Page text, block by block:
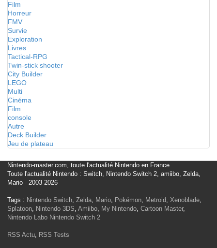
Film
Horreur
FMV
Survie
Exploration
Livres
Tactical-RPG
Twin-stick shooter
City Builder
LEGO
Multi
Cinéma
Film
console
Autre
Deck Builder
Jeu de plateau
Nintendo-master.com, toute l'actualité Nintendo en France
Toute l'actualité Nintendo : Switch, Nintendo Switch 2, amiibo, Zelda,
Mario - 2003-2026
Tags : Nintendo Switch, Zelda, Mario, Pokémon, Metroid, Xenoblade,
Splatoon, Nintendo 3DS, Amiibo, My Nintendo, Cartoon Master,
Nintendo Labo Nintendo Switch 2
RSS Actu, RSS Tests